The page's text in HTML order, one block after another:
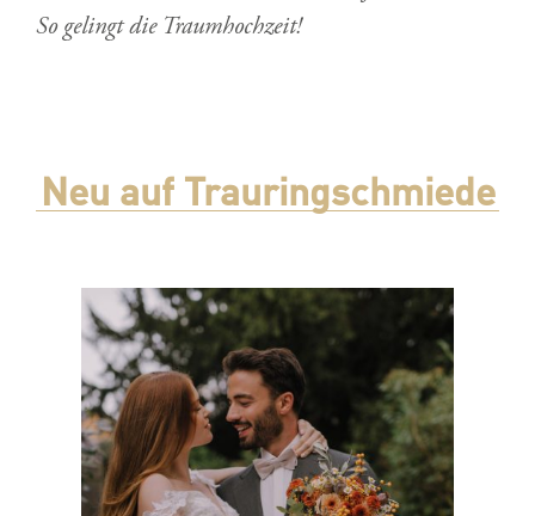
So gelingt die Traumhochzeit!
Neu auf Trauringschmiede